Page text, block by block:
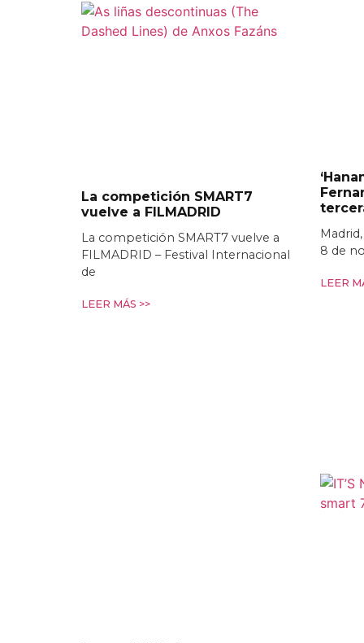
La competición SMART7
vuelve a FILMADRID
La competición SMART7 vuelve a
FILMADRID – Festival Internacional
de
LEER MÁS >>
8 de
LEER